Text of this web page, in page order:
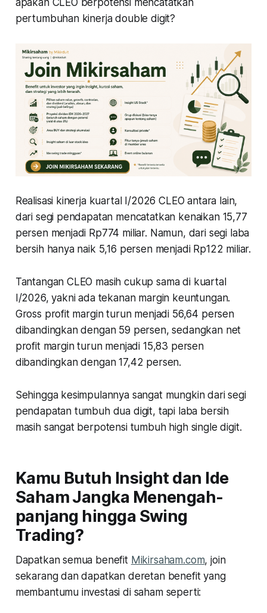
pertumbuhan kinerja double digit?
Realisasi kinerja kuartal I/2026 CLEO antara lain,
dari segi pendapatan mencatatkan kenaikan 15,77
persen menjadi Rp774 miliar. Namun, dari segi laba
bersih hanya naik 5,16 persen menjadi Rp122 miliar.
Tantangan CLEO masih cukup sama di kuartal
I/2026, yakni ada tekanan margin keuntungan.
Gross profit margin turun menjadi 56,64 persen
dibandingkan dengan 59 persen, sedangkan net
profit margin turun menjadi 15,83 persen
dibandingkan dengan 17,42 persen.
Sehingga kesimpulannya sangat mungkin dari segi
pendapatan tumbuh dua digit, tapi laba bersih
masih sangat berpotensi tumbuh high single digit.
Kamu Butuh Insight dan Ide
Saham Jangka Menengah-
panjang hingga Swing
Trading?
Dapatkan semua benefit Mikirsaham.com, join
sekarang dan dapatkan deretan benefit yang
membantumu investasi di saham seperti: